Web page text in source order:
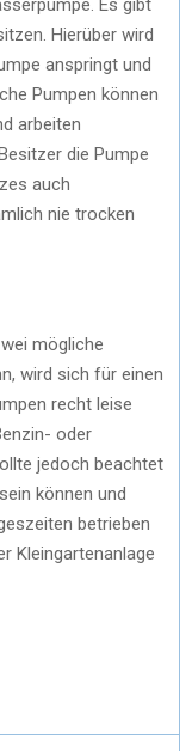
Hierüber wird
anspringt und
Pumpen können
arbeiten
die Pumpe
auch
nie trocken
mögliche
wird sich für einen
recht leise
oder
jedoch beachtet
können und
betrieben
Kleingartenanlage